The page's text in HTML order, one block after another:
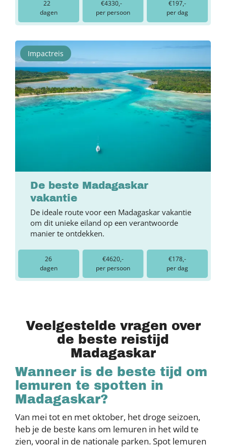
22
dagen
€4330,-
per persoon
€197,-
per dag
Impactreis
De beste Madagaskar
vakantie
De ideale route voor een Madagaskar vakantie
om dit unieke eiland op een verantwoorde
manier te ontdekken.
26
dagen
€4620,-
per persoon
€178,-
per dag
Veelgestelde vragen over
de beste reistijd
Madagaskar
Wanneer is de beste tijd om
lemuren te spotten in
Madagaskar?
Van mei tot en met oktober, het droge seizoen,
heb je de beste kans om lemuren in het wild te
zien, vooral in de nationale parken. Spot lemuren